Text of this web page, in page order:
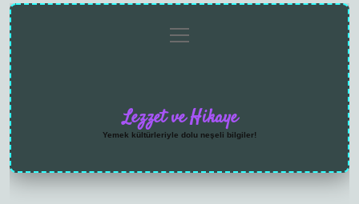
menüyü
aç
Lezzet ve Hikaye
Yemek kültürleriyle dolu neşeli bilgiler!